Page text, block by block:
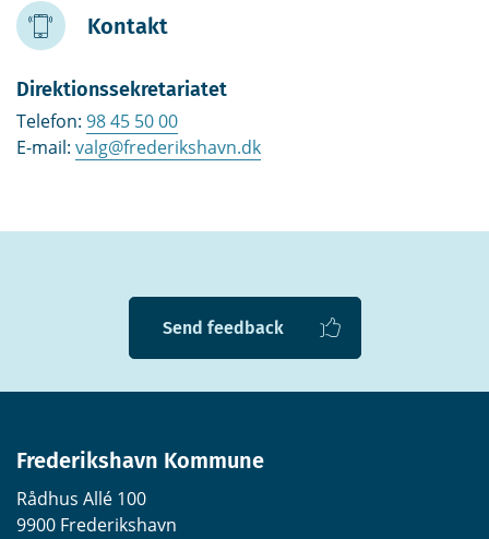
Kontakt
Direktionssekretariatet
Telefon: 98 45 50 00
E-mail: valg@frederikshavn.dk
Send feedback
Frederikshavn Kommune
Rådhus Allé 100
9900 Frederikshavn